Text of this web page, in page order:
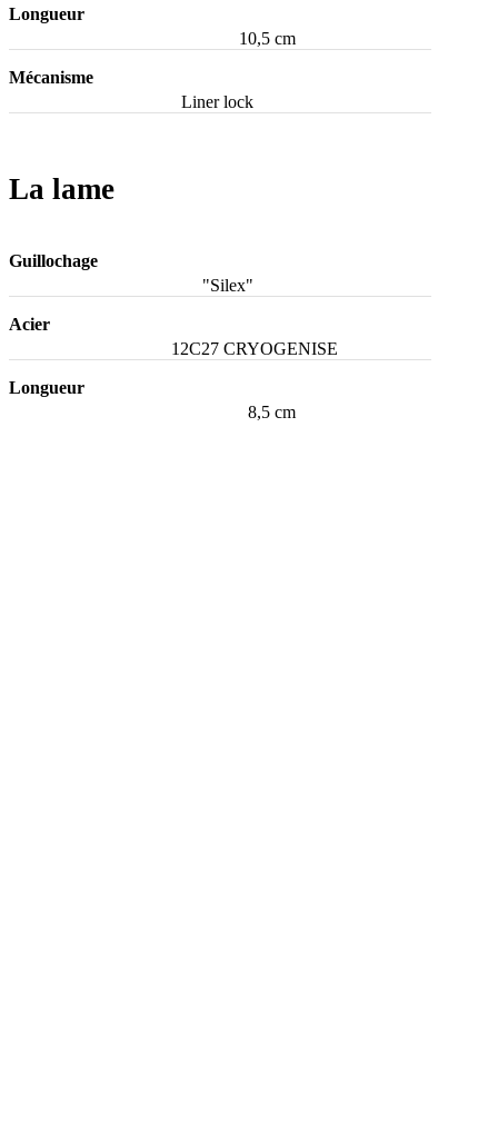
Longueur
10,5 cm
Mécanisme
Liner lock
La lame
Guillochage
"Silex"
Acier
12C27 CRYOGENISE
Longueur
8,5 cm